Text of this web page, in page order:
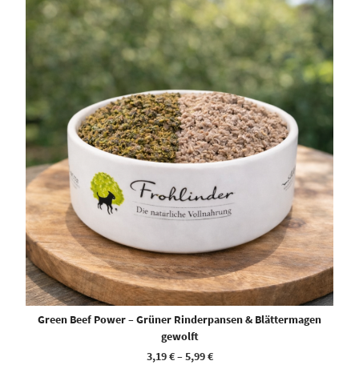
Green Beef Power – Grüner Rinderpansen & Blättermagen
gewolft
3,19€–5,99€